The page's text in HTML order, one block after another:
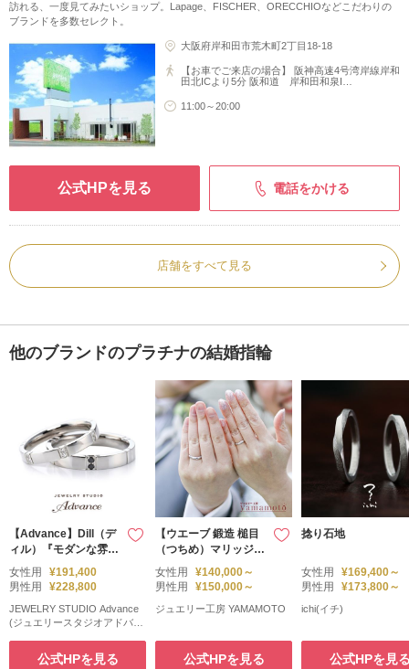
訪れる、一度見てみたいショップ。Lapage、FISCHER、ORECCHIOなどこだわりの
ブランドを多数セレクト。
大阪府岸和田市荒木町2丁目18-18
【お車でご来店の場合】 阪神高速4号湾岸線岸和
田北ICより5分 阪和道 岸和田和泉I…
11:00～20:00
公式HPを見る 電話をかける
店舗をすべて見る
他のブランドのプラチナの結婚指輪
【Advance】Dill（デ
ィル）『モダンな雰囲
気のスタイリッシュリ
ング』
女性用
¥191,400
男性用
¥228,800
JEWELRY STUDIO Advance
(ジュエリースタジオアドバン
公式HPを見る
【ウエーブ 鍛造 槌目
（つちめ）マリッジリ
ング】
女性用
¥140,000～
男性用
¥150,000～
ジュエリー工房 YAMAMOTO
公式HPを見る
捻り石地
女性用
¥169,400～
男性用
¥173,800～
ichi(イチ)
公式HPを見